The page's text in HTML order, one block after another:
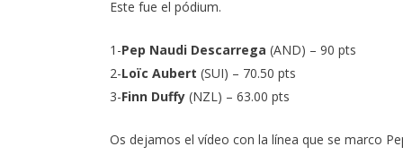
Este fue el pódium.
1-Pep Naudi Descarrega (AND) – 90 pts
2-Loïc Aubert (SUI) – 70.50 pts
3-Finn Duffy (NZL) – 63.00 pts
Os dejamos el vídeo con la línea que se marco